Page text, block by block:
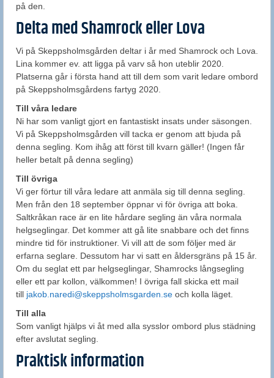
på den.
Delta med Shamrock eller Lova
Vi på Skeppsholmsgården deltar i år med Shamrock och Lova.
Lina kommer ev. att ligga på varv så hon uteblir 2020.
Platserna går i första hand att till dem som varit ledare ombord
på Skeppsholmsgårdens fartyg 2020.
Till våra ledare
Ni har som vanligt gjort en fantastiskt insats under säsongen.
Vi på Skeppsholmsgården vill tacka er genom att bjuda på
denna segling. Kom ihåg att först till kvarn gäller! (Ingen får
heller betalt på denna segling)
Till övriga
Vi ger förtur till våra ledare att anmäla sig till denna segling.
Men från den 18 september öppnar vi för övriga att boka.
Saltkråkan race är en lite hårdare segling än våra normala
helgseglingar. Det kommer att gå lite snabbare och det finns
mindre tid för instruktioner. Vi vill att de som följer med är
erfarna seglare. Dessutom har vi satt en åldersgräns på 15 år.
Om du seglat ett par helgseglingar, Shamrocks långsegling
eller ett par kollon, välkommen! I övriga fall skicka ett mail
till jakob.naredi@skeppsholmsgarden.se och kolla läget.
Till alla
Som vanligt hjälps vi åt med alla sysslor ombord plus städning
efter avslutat segling.
Praktisk information